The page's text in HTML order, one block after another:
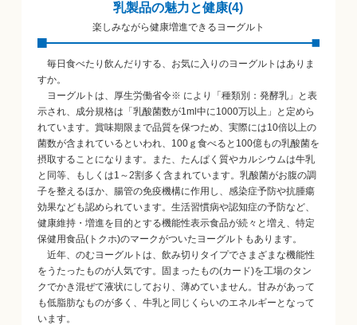
乳製品の魅力と健康(4)
楽しみながら健康増進できるヨーグルト
毎日食べたり飲んだりする、お気に入りのヨーグルトはありま
すか。
ヨーグルトは、厚生労働省令※ により「種類別：発酵乳」と表
示され、成分規格は「乳酸菌数が1ml中に1000万以上」と定めら
れています。賞味期限まで品質を保つため、実際には10倍以上の
菌数が含まれているといわれ、100ｇ食べると100億もの乳酸菌を
摂取することになります。また、たんぱく質やカルシウムは牛乳
と同等、もしくは1～2割多く含まれています。乳酸菌がお腹の調
子を整えるほか、腸管の免疫機構に作用し、感染症予防や抗腫瘍
効果なども認められています。生活習慣病や認知症の予防など、
健康維持・増進を目的とする機能性表示食品が続々と増え、特定
保健用食品(トクホ)のマークがついたヨーグルトもあります。
近年、のむヨーグルトは、飲み切りタイプでさまざまな機能性
をうたったものが人気です。固まったもの(カード)を工場のタン
クでかき混ぜて液状にしており、薄めていません。甘みがあって
も低脂肪なものが多く、牛乳と同じくらいのエネルギーとなって
います。